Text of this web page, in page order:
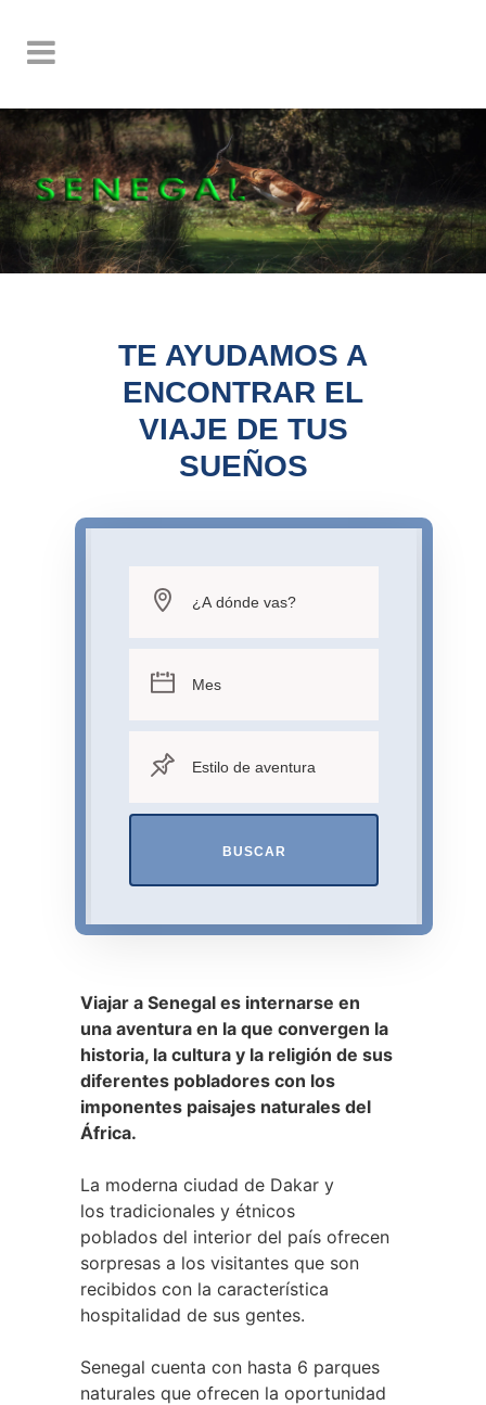
TE AYUDAMOS A
ENCONTRAR EL
VIAJE DE TUS
SUEÑOS
BUSCAR
Viajar a Senegal es internarse en
una aventura en la que convergen la
historia, la cultura y la religión de sus
diferentes pobladores con los
imponentes paisajes naturales del
África.
La moderna ciudad de Dakar y
los tradicionales y étnicos
poblados del interior del país ofrecen
sorpresas a los visitantes que son
recibidos con la característica
hospitalidad de sus gentes.
Senegal cuenta con hasta 6 parques
naturales que ofrecen la oportunidad